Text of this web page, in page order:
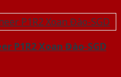
P1R2 Xoan Đào-SGD